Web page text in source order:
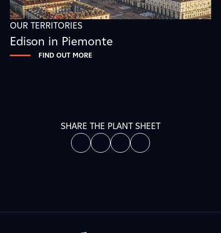
OUR TERRITORIES
Edison in Piemonte
FIND OUT MORE
SHARE THE PLANT SHEET